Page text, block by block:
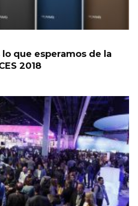
que esperamos de la
2018